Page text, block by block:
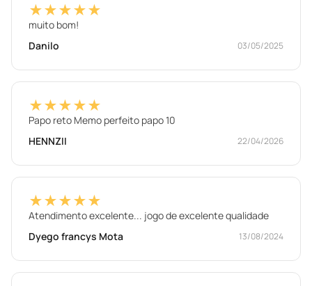
★★★★★
muito bom!
Danilo
03/05/2025
★★★★★
Papo reto Memo perfeito papo 10
HENNZII
22/04/2026
★★★★★
Atendimento excelente... jogo de excelente qualidade
Dyego francys Mota
13/08/2024